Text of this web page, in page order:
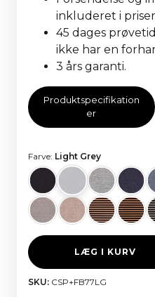
inkluderet i
45 dages
ikke har en
3 års garanti.
Produktspecifikation
er
Farve: Light Grey
LÆG I KURV
SKU: CSP+FB77LG